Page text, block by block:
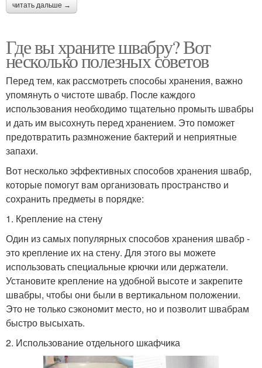
читать дальше →
Где вы храните швабру? Вот
несколько полезных советов
Перед тем, как рассмотреть способы хранения, важно
упомянуть о чистоте швабр. После каждого
использования необходимо тщательно промыть швабры
и дать им высохнуть перед хранением. Это поможет
предотвратить размножение бактерий и неприятные
запахи.
Вот несколько эффективных способов хранения швабр,
которые помогут вам организовать пространство и
сохранить предметы в порядке:
1. Крепление на стену
Один из самых популярных способов хранения швабр -
это крепление их на стену. Для этого вы можете
использовать специальные крючки или держатели.
Установите крепление на удобной высоте и закрепите
швабры, чтобы они были в вертикальном положении.
Это не только сэкономит место, но и позволит швабрам
быстро высыхать.
2. Использование отдельного шкафчика